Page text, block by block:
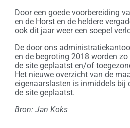
Door een goede voorbereiding
en de Horst en de heldere
ook dit jaar weer een soepel
De door ons
en de begroting 2018 worden
de site geplaatst en/of
Het nieuwe overzicht van de
eigenaarslasten is inmiddels bij
de site geplaatst.
Bron: Jan Koks